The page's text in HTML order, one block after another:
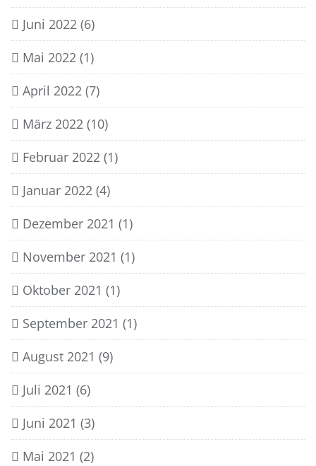
Juni 2022 (6)
Mai 2022 (1)
April 2022 (7)
März 2022 (10)
Februar 2022 (1)
Januar 2022 (4)
Dezember 2021 (1)
November 2021 (1)
Oktober 2021 (1)
September 2021 (1)
August 2021 (9)
Juli 2021 (6)
Juni 2021 (3)
Mai 2021 (2)